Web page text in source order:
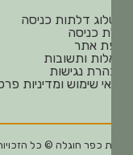
דלתות כניסה
כניסה
אתר
ותשובות
נגישות
שימוש ומדיניות פרטיות
כפר חוגלה © כל הזכויות